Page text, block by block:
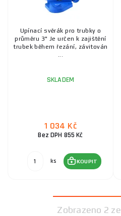
Upínací svěrák pro trubky o
průměru 3" Je určen k zajištění
trubek během řezání, závitován
...
SKLADEM
1 034 Kč
Bez DPH 855 Kč
ks KOUPIT
Zobrazeno 2 ze